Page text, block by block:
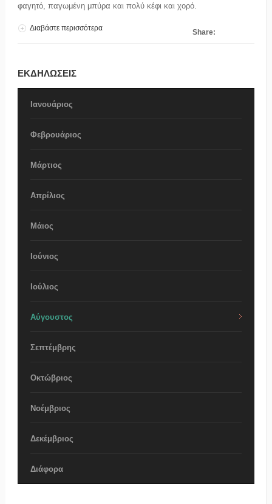
φαγητό, παγωμένη μπύρα και πολύ κέφι και χορό.
Share:
Διαβάστε περισσότεραγια ΔΙΒΡΙΩΤΙΚΟ ΓΛΕΝΤΙ 2017
ΕΚΔΗΛΩΣΕΙΣ
Ιανουάριος
Φεβρουάριος
Μάρτιος
Απρίλιος
Μάιος
Ιούνιος
Ιούλιος
Αύγουστος
Σεπτέμβρης
Οκτώβριος
Νοέμβριος
Δεκέμβριος
Διάφορα